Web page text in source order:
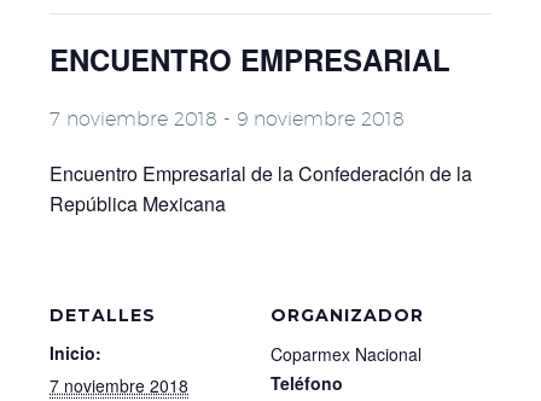
ENCUENTRO EMPRESARIAL
7 noviembre 2018 - 9 noviembre 2018
Encuentro Empresarial de la Confederación de la
República Mexicana
DETALLES
Inicio:
7 noviembre 2018
ORGANIZADOR
Coparmex Nacional
Teléfono